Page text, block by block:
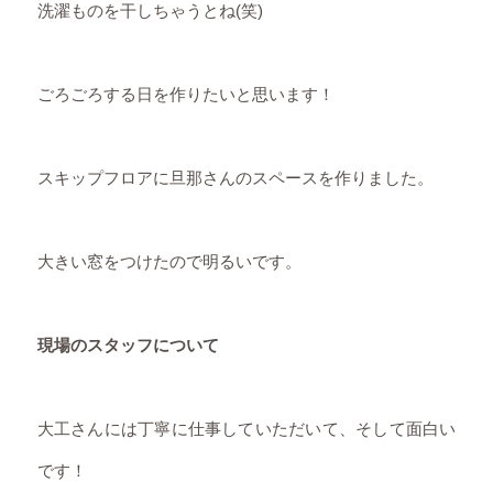
洗濯ものを干しちゃうとね(笑)
ごろごろする日を作りたいと思います！
スキップフロアに旦那さんのスペースを作りました。
大きい窓をつけたので明るいです。
現場のスタッフについて
大工さんには丁寧に仕事していただいて、そして面白い
です！